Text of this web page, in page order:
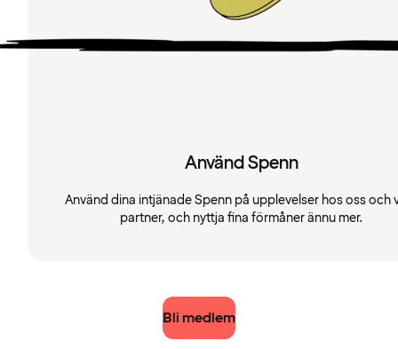
Använd Spenn
Använd dina intjänade Spenn på upplevelser hos oss och
partner, och nyttja fina förmåner ännu mer.
Bli medlem